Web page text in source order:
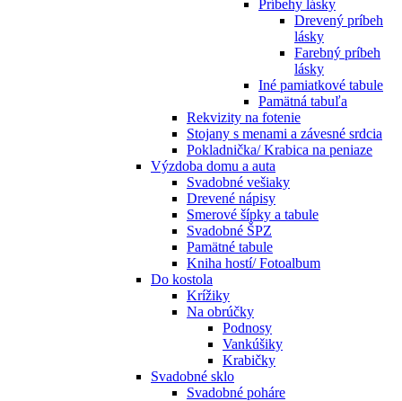
Príbehy lásky
Drevený príbeh
lásky
Farebný príbeh
lásky
Iné pamiatkové tabule
Pamätná tabuľa
Rekvizity na fotenie
Stojany s menami a závesné srdcia
Pokladnička/ Krabica na peniaze
Výzdoba domu a auta
Svadobné vešiaky
Drevené nápisy
Smerové šípky a tabule
Svadobné ŠPZ
Pamätné tabule
Kniha hostí/ Fotoalbum
Do kostola
Krížiky
Na obrúčky
Podnosy
Vankúšiky
Krabičky
Svadobné sklo
Svadobné poháre